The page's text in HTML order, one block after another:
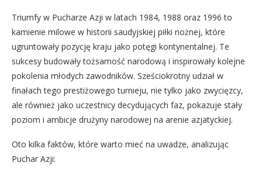
Triumfy w Pucharze Azji w latach 1984, 1988 oraz 1996 to
kamienie milowe w historii saudyjskiej piłki nożnej, które
ugruntowały pozycję kraju jako potęgi kontynentalnej. Te
sukcesy budowały tożsamość narodową i inspirowały kolejne
pokolenia młodych zawodników. Sześciokrotny udział w
finałach tego prestiżowego turnieju, nie tylko jako zwycięzcy,
ale również jako uczestnicy decydujących faz, pokazuje stały
poziom i ambicje drużyny narodowej na arenie azjatyckiej.
Oto kilka faktów, które warto mieć na uwadze, analizując
Puchar Azji: